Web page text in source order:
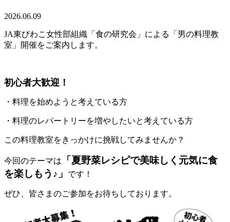
2026.06.09
JA東びわこ女性部組織「食の研究会」による「男の料理教
室」開催をご案内します。
初心者大歓迎！
・料理を始めようと考えている方
・料理のレパートリーを増やしたいと考えている方
この料理教室をきっかけに挑戦してみませんか？
今回のテーマは
「夏野菜レシピで美味しく元気に食
を楽しもう♪」
です！
ぜひ、皆さまのご参加をお待ちしております。